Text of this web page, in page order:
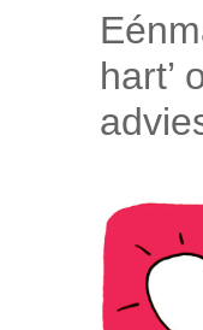
hart’